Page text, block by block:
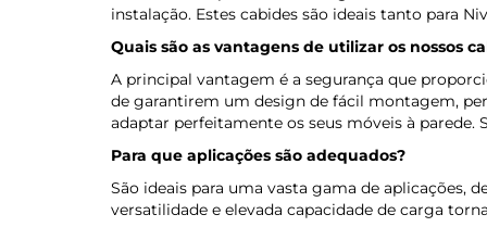
instalação. Estes cabides são ideais tanto para
Quais são as vantagens de utilizar os nossos
A principal vantagem é a segurança que
de garantirem um design de fácil montagem,
adaptar perfeitamente os seus móveis à parede.
Para que aplicações são adequados?
São ideais para uma vasta gama de aplicações,
versatilidade e elevada capacidade de carga